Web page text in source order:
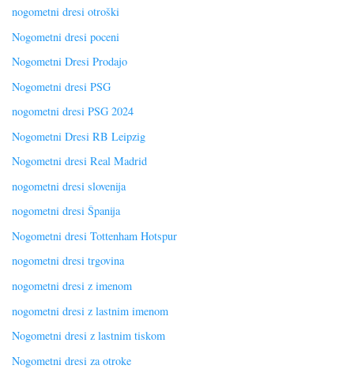
nogometni dresi otroški
Nogometni dresi poceni
Nogometni Dresi Prodajo
Nogometni dresi PSG
nogometni dresi PSG 2024
Nogometni Dresi RB Leipzig
Nogometni dresi Real Madrid
nogometni dresi slovenija
nogometni dresi Španija
Nogometni dresi Tottenham Hotspur
nogometni dresi trgovina
nogometni dresi z imenom
nogometni dresi z lastnim imenom
Nogometni dresi z lastnim tiskom
Nogometni dresi za otroke